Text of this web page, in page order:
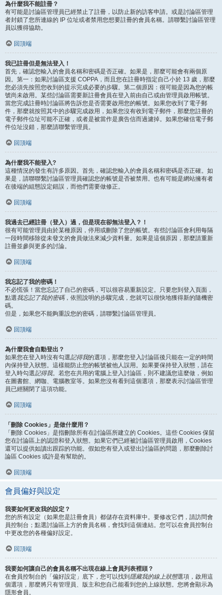
為什麼我不能註冊？
有可能是討論區管理員已經禁止了註冊，以防止新的訪客申請。或是討論區管理
者封鎖了您所連線的 IP 位址或者禁用您想要註冊的會員名稱。請聯繫討論區管理
員以獲得協助。
回頂端
我已註冊但是無法登入！
首先，確認您輸入的會員名稱和密碼是否正確。如果是，那麼可能會有兩個原
因。第一：如果討論區支援 COPPA，而且您在註冊時指定自己小於 13 歲，那麼
您必須先按照您收到的提示完成必要的步驟。第二個原因：很可能是因為您的帳
號尚未啟用。某些討論區需要新註冊會員在登入前由自己或由管理員啟用帳號。
當您完成註冊時討論區將告訴您是否需要啟用您的帳號。如果您收到了電子郵
件，那麼就按照其中的步驟完成啟用，如果您沒有收到電子郵件，那麼您註冊的
電子郵件位址可能不正確，或者是被當作是廣告信而過濾掉。如果您確信電子郵
件位址沒錯，那麼請聯繫管理員。
回頂端
為什麼我不能登入?
這種情況的發生有許多原因。首先，確認您輸入的會員名稱和密碼是否正確。如
果是，請聯聯繫討論區管理員確認您的帳號是否被禁用。也有可能是網站擁有者
在後端的組態設定錯誤，而他們需要做修正。
回頂端
我過去已經註冊（登入）過，但是現在卻無法登入？！
很有可能管理員由於某種原因，停用或刪除了您的帳號。有些討論區會利用每隔
一段時間移除從未發文的會員做法來減少資料量。如果是這個原因，那麼請重新
註冊並參與更多的討論。
回頂端
我忘記了我的密碼！
不必慌張！當您忘記了自己的密碼，可以很容易重新設定。只要您到登入頁面，
點選我忘記了我的密碼，依照說明的步驟完成，您就可以很快地獲得新的隨機密
碼。
但是，如果您不能夠重設您的密碼，請聯繫討論區管理員。
回頂端
為什麼我會自動登出？
如果您在登入時沒有勾選記得我的選項，那麼您登入討論區後只能在一定的時間
內保持登入狀態。這樣能防止您的帳號被他人誤用。如果要保持登入狀態，請在
登入時勾選記得我。若您在共用的電腦上登入討論區，則不建議您這麼做，例如
在圖書館、網咖、電腦教室等。如果您沒有看到這個選項，那麼表示討論區管理
員已經關閉了這項功能。
回頂端
「刪除 Cookies」是做什麼用？
「刪除 Cookies」是指刪除所有在討論區所建立的 Cookies。這些 Cookies 保留
您在討論區上的認證和登入狀態。如果它們已經被討論區管理員啟用，Cookies
還可以提供如讀出跟踪的功能。假如您有登入或登出討論區的問題，那麼刪除討
論區 Cookies 或許是有幫助的。
回頂端
會員偏好與設定
我要如何更改我的設定？
您的所有設定（如果您是註冊會員）都儲存在資料庫中。要修改它們，請訪問會
員控制台；點選討論區上方的會員名稱，會找到這個連結。您可以在會員控制台
中更改您的各種偏好設定。
回頂端
我要如何讓自己的會員名稱不出現在線上會員列表裡頭？
在會員控制台的「偏好設定」底下，您可以找到 隱藏我的線上狀態選項，啟用這
個選項，那麼將只有管理員、版主和您自己能看到您的上線狀態。您將會顯示為
隱形會員。